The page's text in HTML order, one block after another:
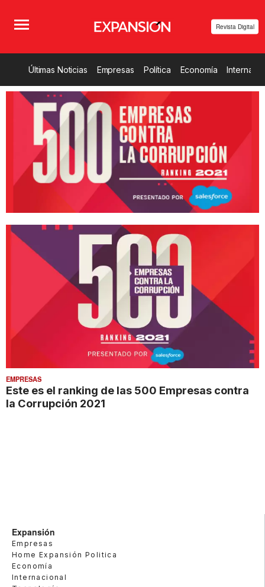
Revista Digital
Últimas Noticias Empresas Política Economía
EMPRESAS
Este es el ranking de las 500 Empresas contra
la Corrupción 2021
Expansión
Empresas
Home Expansión Politica
Economía
Internacional